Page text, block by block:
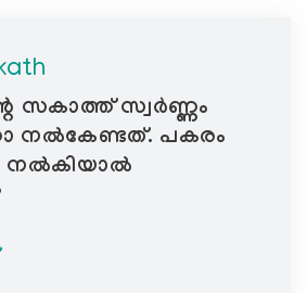
സകാത്ത് സ്വർണ്ണം
നൽകേണ്ടത്. പകരം
നൽകിയാൽ